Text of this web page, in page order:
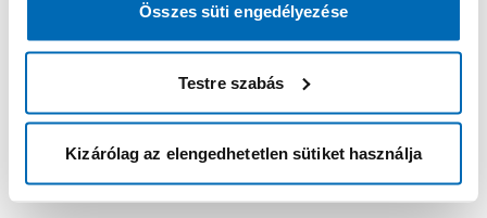
Összes süti engedélyezése
Testre szabás
Kizárólag az elengedhetetlen sütiket használja